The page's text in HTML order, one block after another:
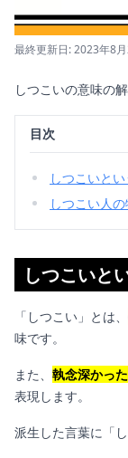
最終更新日: 2023年8
しつこいの意味の
目次
しつこいと
しつこい人
しつこいと
「しつこい」とは、
味です。
また、 執念深かっ
表現します。
派生した言葉に「